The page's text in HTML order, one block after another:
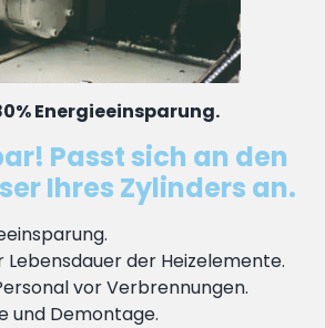
Energieeinsparung.
Passt sich an den
Ihres Zylinders an.
Lebensdauer der Heizelemente.
vor Verbrennungen.
und Demontage.